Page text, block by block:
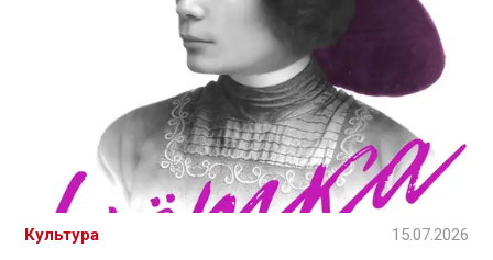
Культура 15.07.2026